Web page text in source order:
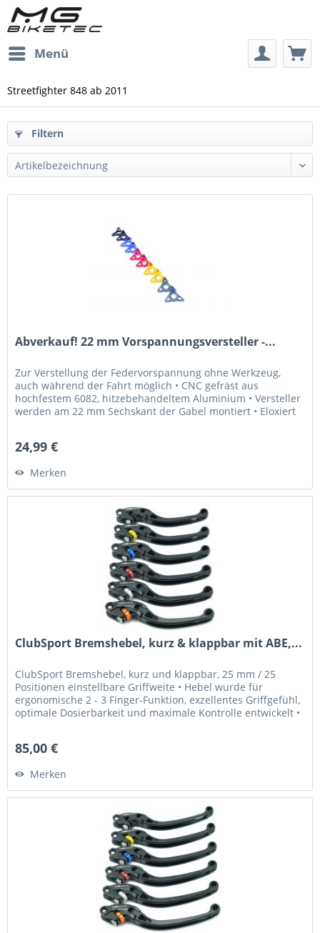
Menü
Streetfighter 848 ab 2011
Filtern
Abverkauf! 22 mm Vorspannungsversteller -...
Zur Verstellung der Federvorspannung ohne Werkzeug,
auch während der Fahrt möglich • CNC gefräst aus
hochfestem 6082, hitzebehandeltem Aluminium • Versteller
werden am 22 mm Sechskant der Gabel montiert • Eloxiert
24,99 €
Merken
ClubSport Bremshebel, kurz & klappbar mit ABE,...
ClubSport Bremshebel, kurz und klappbar, 25 mm / 25
Positionen einstellbare Griffweite • Hebel wurde für
ergonomische 2 - 3 Finger-Funktion, exzellentes Griffgefühl,
optimale Dosierbarkeit und maximale Kontrolle entwickelt •
85,00 €
Merken